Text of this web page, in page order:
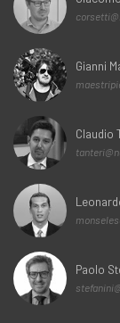
Gianni
Claudio
Paolo